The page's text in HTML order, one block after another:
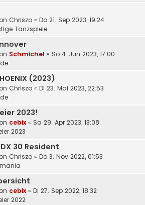
Chriszo « Do 21. Sep 2023, 19:24
Tanzspiele
Schmichel « So 4. Jun 2023, 17:00
(2023)
Chriszo « Di 23. Mai 2023, 22:53
2023!
cebix « Sa 29. Apr 2023, 13:08
2023
30 Resident
Chriszo « Do 3. Nov 2022, 01:53
cebix « Di 27. Sep 2022, 18:32
2022